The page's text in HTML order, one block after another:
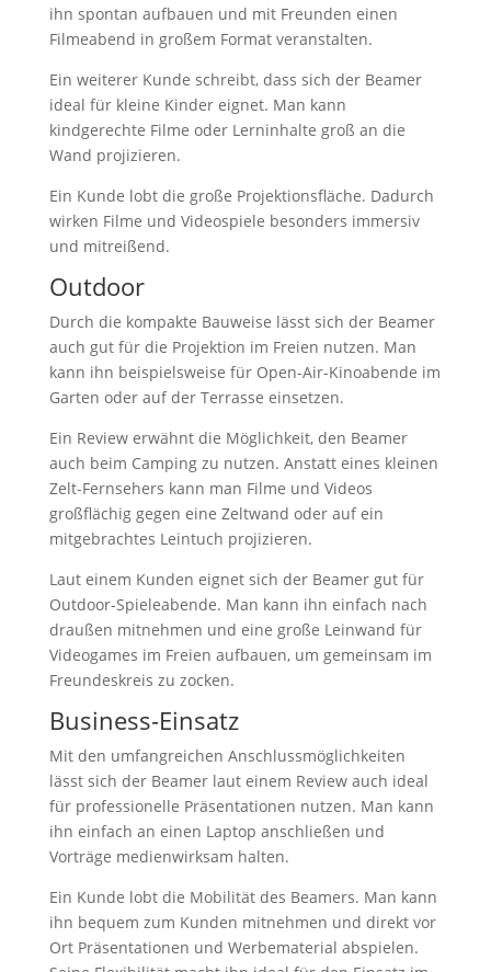
ihn spontan aufbauen und mit Freunden einen
Filmeabend in großem Format veranstalten.
Ein weiterer Kunde schreibt, dass sich der Beamer
ideal für kleine Kinder eignet. Man kann
kindgerechte Filme oder Lerninhalte groß an die
Wand projizieren.
Ein Kunde lobt die große Projektionsfläche. Dadurch
wirken Filme und Videospiele besonders immersiv
und mitreißend.
Outdoor
Durch die kompakte Bauweise lässt sich der Beamer
auch gut für die Projektion im Freien nutzen. Man
kann ihn beispielsweise für Open-Air-Kinoabende im
Garten oder auf der Terrasse einsetzen.
Ein Review erwähnt die Möglichkeit, den Beamer
auch beim Camping zu nutzen. Anstatt eines kleinen
Zelt-Fernsehers kann man Filme und Videos
großflächig gegen eine Zeltwand oder auf ein
mitgebrachtes Leintuch projizieren.
Laut einem Kunden eignet sich der Beamer gut für
Outdoor-Spieleabende. Man kann ihn einfach nach
draußen mitnehmen und eine große Leinwand für
Videogames im Freien aufbauen, um gemeinsam im
Freundeskreis zu zocken.
Business-Einsatz
Mit den umfangreichen Anschlussmöglichkeiten
lässt sich der Beamer laut einem Review auch ideal
für professionelle Präsentationen nutzen. Man kann
ihn einfach an einen Laptop anschließen und
Vorträge medienwirksam halten.
Ein Kunde lobt die Mobilität des Beamers. Man kann
ihn bequem zum Kunden mitnehmen und direkt vor
Ort Präsentationen und Werbematerial abspielen.